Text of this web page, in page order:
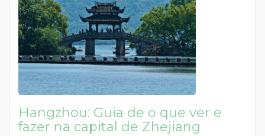
Hangzhou: Guia de o que ver e
fazer na capital de Zhejiang